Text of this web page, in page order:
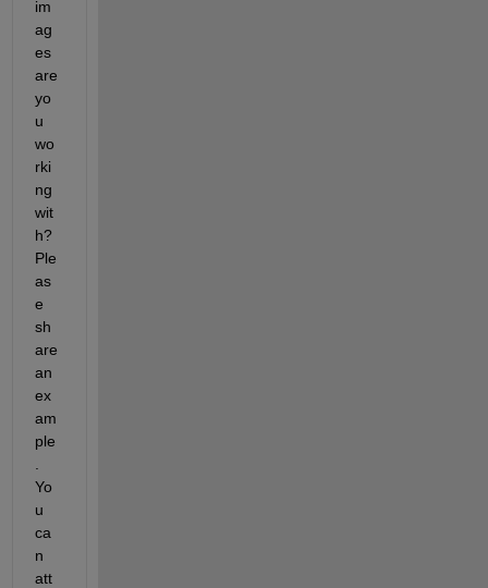
im
ag
es
are
yo
u
wo
rki
ng
wit
h?
Ple
as
e
sh
are
an
ex
am
ple
Yo
u
ca
n
att